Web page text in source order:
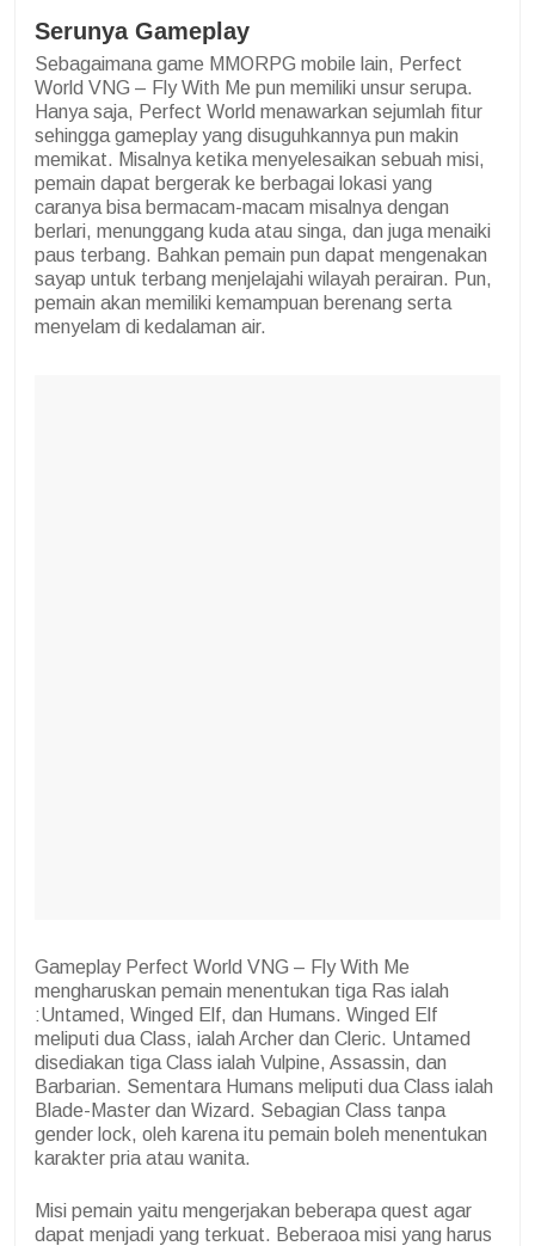
Serunya Gameplay
Sebagaimana game MMORPG mobile lain, Perfect
World VNG – Fly With Me pun memiliki unsur serupa.
Hanya saja, Perfect World menawarkan sejumlah fitur
sehingga gameplay yang disuguhkannya pun makin
memikat. Misalnya ketika menyelesaikan sebuah misi,
pemain dapat bergerak ke berbagai lokasi yang
caranya bisa bermacam-macam misalnya dengan
berlari, menunggang kuda atau singa, dan juga menaiki
paus terbang. Bahkan pemain pun dapat mengenakan
sayap untuk terbang menjelajahi wilayah perairan. Pun,
pemain akan memiliki kemampuan berenang serta
menyelam di kedalaman air.
Gameplay Perfect World VNG – Fly With Me
mengharuskan pemain menentukan tiga Ras ialah
:Untamed, Winged Elf, dan Humans. Winged Elf
meliputi dua Class, ialah Archer dan Cleric. Untamed
disediakan tiga Class ialah Vulpine, Assassin, dan
Barbarian. Sementara Humans meliputi dua Class ialah
Blade-Master dan Wizard. Sebagian Class tanpa
gender lock, oleh karena itu pemain boleh menentukan
karakter pria atau wanita.
Misi pemain yaitu mengerjakan beberapa quest agar
dapat menjadi yang terkuat. Beberaoa misi yang harus